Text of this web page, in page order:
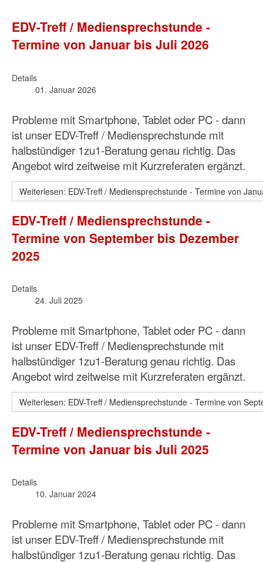
EDV-Treff / Mediensprechstunde -
Termine von Januar bis Juli 2026
Details
01. Januar 2026
Probleme mit Smartphone, Tablet oder PC - dann
ist unser EDV-Treff / Mediensprechstunde mit
halbstündiger 1zu1-Beratung genau richtig. Das
Angebot wird zeitweise mit Kurzreferaten ergänzt.
Weiterlesen: EDV-Treff / Mediensprechstunde - Termine von
EDV-Treff / Mediensprechstunde -
Termine von September bis Dezember
2025
Details
24. Juli 2025
Probleme mit Smartphone, Tablet oder PC - dann
ist unser EDV-Treff / Mediensprechstunde mit
halbstündiger 1zu1-Beratung genau richtig. Das
Angebot wird zeitweise mit Kurzreferaten ergänzt.
Weiterlesen: EDV-Treff / Mediensprechstunde - Termine von
EDV-Treff / Mediensprechstunde -
Termine von Januar bis Juli 2025
Details
10. Januar 2024
Probleme mit Smartphone, Tablet oder PC - dann
ist unser EDV-Treff / Mediensprechstunde mit
halbstündiger 1zu1-Beratung genau richtig. Das